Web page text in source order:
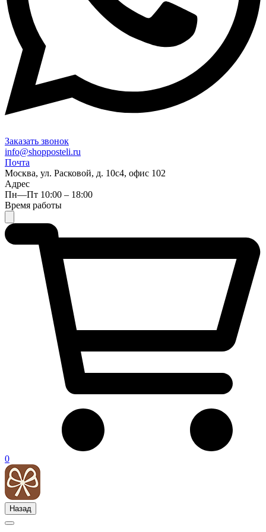
Заказать звонок
info@shopposteli.ru
Почта
Москва, ул. Расковой, д. 10с4, офис 102
Адрес
Пн—Пт 10:00 – 18:00
Время работы
0
Назад